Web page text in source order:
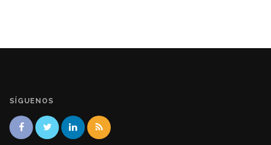
SÍGUENOS